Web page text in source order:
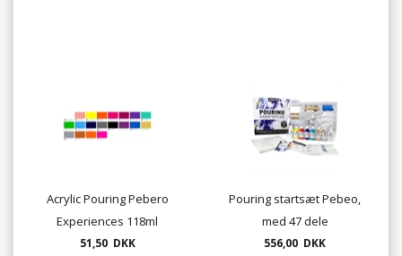
Acrylic Pouring Pebero
Experiences 118ml
51,50 DKK
Pouring startsæt Pebeo,
med 47 dele
556,00 DKK